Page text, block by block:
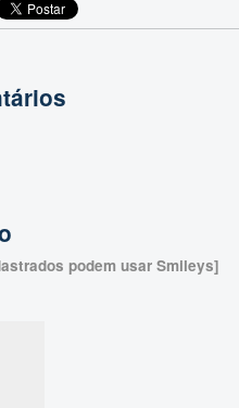
podem usar Smileys]